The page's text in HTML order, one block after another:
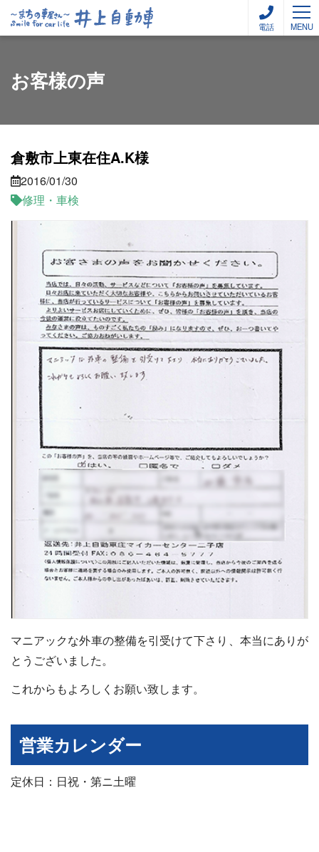
電話 MENU
お客様の声
倉敷市上東在住A.K様
2016/01/30
修理・車検
マニアックな外車の整備を引受けて下さり、本当にありが
とうございました。
これからもよろしくお願い致します。
営業カレンダー
定休日：日祝・第ニ土曜